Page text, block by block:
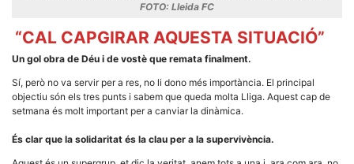
FOTO: Lleida FC
“CAL CAPGIRAR AQUESTA SITUACIÓ”
Un gol obra de Déu i de vostè que remata finalment.
Sí, però no va servir per a res, no li dono més importància. El principal
objectiu són els tres punts i sabem que queda molta Lliga. Aquest cap de
setmana és molt important per a canviar la dinàmica.
És clar que la solidaritat és la clau per a la supervivència.